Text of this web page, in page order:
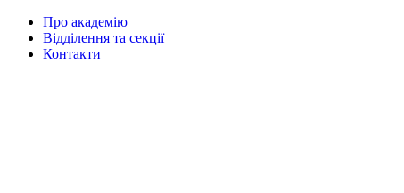
Про академію
Відділення та секції
Контакти